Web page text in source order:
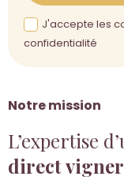
Notre mission
L’expertise
direct
J'accepte les
confidentialité